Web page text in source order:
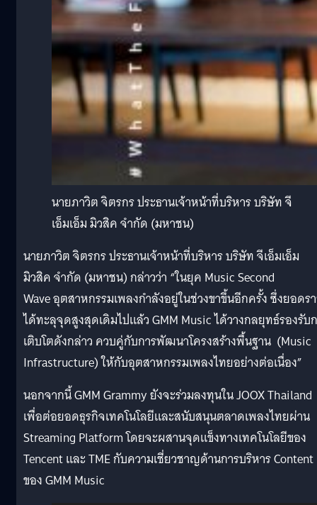
นายภาวิต จิตรกร ประธานเจ้าหน้าที่บริหาร บริษัท จี
เอ็มเอ็ม มิวสิค จำกัด (มหาชน)
นายภาวิต จิตรกร ประธานเจ้าหน้าที่บริหาร บริษัท จีเอ็มเอ็ม
มิวสิค จำกัด (มหาชน) กล่าวว่า “ในยุค Music Second
Wave อุตสาหกรรมเพลงกำลังอยู่ในช่วงขาขึ้นอีกครั้ง ซึ่งยอดร
ได้ทะลุจุดสูงสุดเดิมไปแล้ว GMM Music ได้วางกลยุทธ์รองรับ
เติบโตดังกล่าว ควบคู่กับการพัฒนาโครงสร้างพื้นฐาน (Music
Infrastructure) ให้กับอุตสาหกรรมเพลงไทยอย่างต่อเนื่อง”
นอกจากนี้ GMM Grammy ยังจะร่วมลงทุนใน JOOX Thailand
เพื่อต่อยอดธุรกิจเทคโนโลยีและสนับสนุนตลาดเพลงไทยผ่าน
Streaming Platform โดยจะผสานจุดแข็งทางเทคโนโลยีของ
Tencent และ TME กับความเชี่ยวชาญด้านการบริหาร Content
ของ GMM Music